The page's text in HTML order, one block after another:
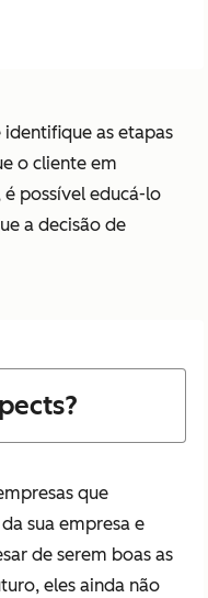
identifique as etapas
o cliente em
possível educá-lo
a decisão de
que
sua empresa e
de serem boas as
eles ainda não